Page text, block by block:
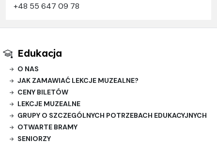
+48 55 647 09 78
Edukacja
O NAS
JAK ZAMAWIAĆ LEKCJE MUZEALNE?
CENY BILETÓW
LEKCJE MUZEALNE
GRUPY O SZCZEGÓLNYCH POTRZEBACH EDUKACYJNYCH
OTWARTE BRAMY
SENIORZY